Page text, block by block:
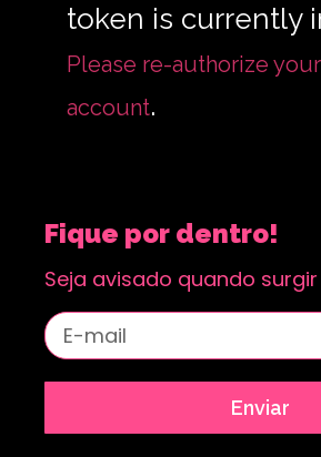
token is currently
Please re-authorize
account.
Fique por dentro!
Seja avisado quando
Enviar